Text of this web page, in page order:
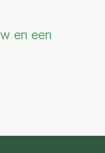
en een